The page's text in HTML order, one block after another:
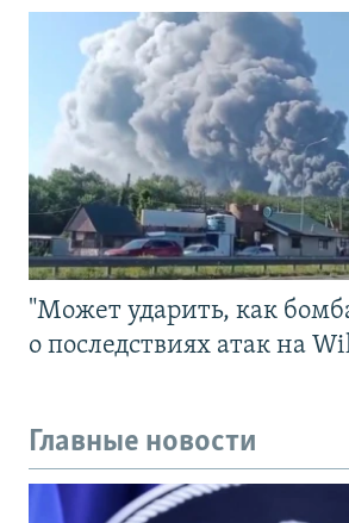
"Может ударить, как
о последствиях атак на
Главные новости